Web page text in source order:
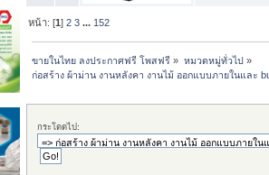
หน้า: [1]2 3 ... 152
ขายในไทย ลงประกาศฟรี โพสฟรี » หมวดหมู่ทั่วไป»
ก่อสร้าง ผ้าม่าน งานหลังคา งานไม้ ออกแบบภายในและ
กระโดดไป: